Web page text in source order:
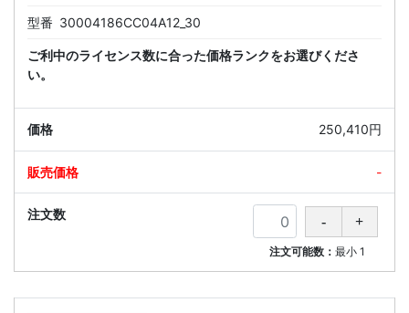
型番 30004186CC04A12_30
ご利中のライセンス数に合った価格ランクをお選びくださ
い。
250,410円
-
注文可能数：最小 1